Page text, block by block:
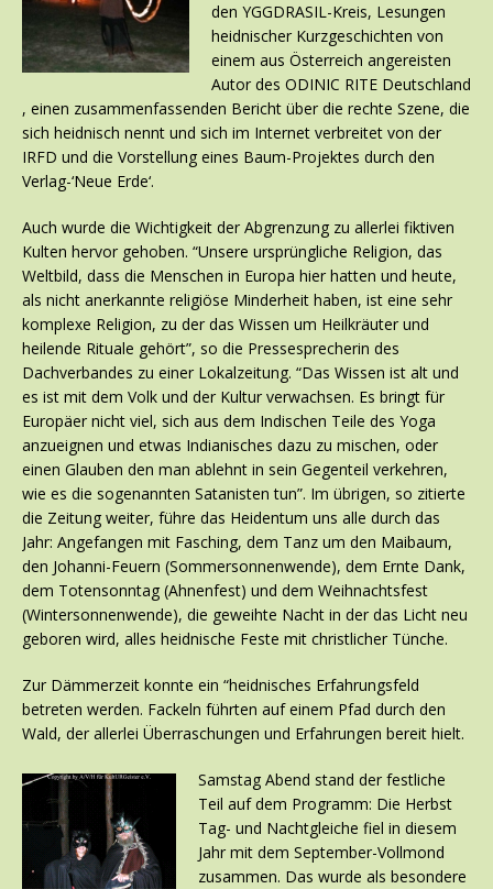
den YGGDRASIL-Kreis, Lesungen
heidnischer Kurzgeschichten von
einem aus Österreich angereisten
Autor des ODINIC RITE Deutschland
, einen zusammenfassenden Bericht über die rechte Szene, die
sich heidnisch nennt und sich im Internet verbreitet von der
IRFD und die Vorstellung eines Baum-Projektes durch den
Verlag-‘Neue Erde‘.
Auch wurde die Wichtigkeit der Abgrenzung zu allerlei fiktiven
Kulten hervor gehoben. “Unsere ursprüngliche Religion, das
Weltbild, dass die Menschen in Europa hier hatten und heute,
als nicht anerkannte religiöse Minderheit haben, ist eine sehr
komplexe Religion, zu der das Wissen um Heilkräuter und
heilende Rituale gehört”, so die Pressesprecherin des
Dachverbandes zu einer Lokalzeitung. “Das Wissen ist alt und
es ist mit dem Volk und der Kultur verwachsen. Es bringt für
Europäer nicht viel, sich aus dem Indischen Teile des Yoga
anzueignen und etwas Indianisches dazu zu mischen, oder
einen Glauben den man ablehnt in sein Gegenteil verkehren,
wie es die sogenannten Satanisten tun”. Im übrigen, so zitierte
die Zeitung weiter, führe das Heidentum uns alle durch das
Jahr: Angefangen mit Fasching, dem Tanz um den Maibaum,
den Johanni-Feuern (Sommersonnenwende), dem Ernte Dank,
dem Totensonntag (Ahnenfest) und dem Weihnachtsfest
(Wintersonnenwende), die geweihte Nacht in der das Licht neu
geboren wird, alles heidnische Feste mit christlicher Tünche.
Zur Dämmerzeit konnte ein “heidnisches Erfahrungsfeld
betreten werden. Fackeln führten auf einem Pfad durch den
Wald, der allerlei Überraschungen und Erfahrungen bereit hielt.
Samstag Abend stand der festliche
Teil auf dem Programm: Die Herbst
Tag- und Nachtgleiche fiel in diesem
Jahr mit dem September-Vollmond
zusammen. Das wurde als besondere